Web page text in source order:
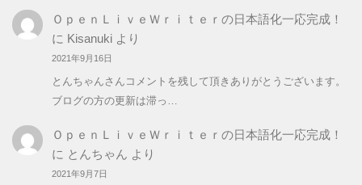
リ
ー
ＯｐｅｎＬｉｖｅＷｒｉｔｅｒの日本語化一応完成！
に Kisanukiより
2021年9月16日
とんちゃんさんコメントを残して頂きありがとうございます。
ブログの方の更新は滞っ…
ＯｐｅｎＬｉｖｅＷｒｉｔｅｒの日本語化一応完成！
に とんちゃん より
2021年9月7日